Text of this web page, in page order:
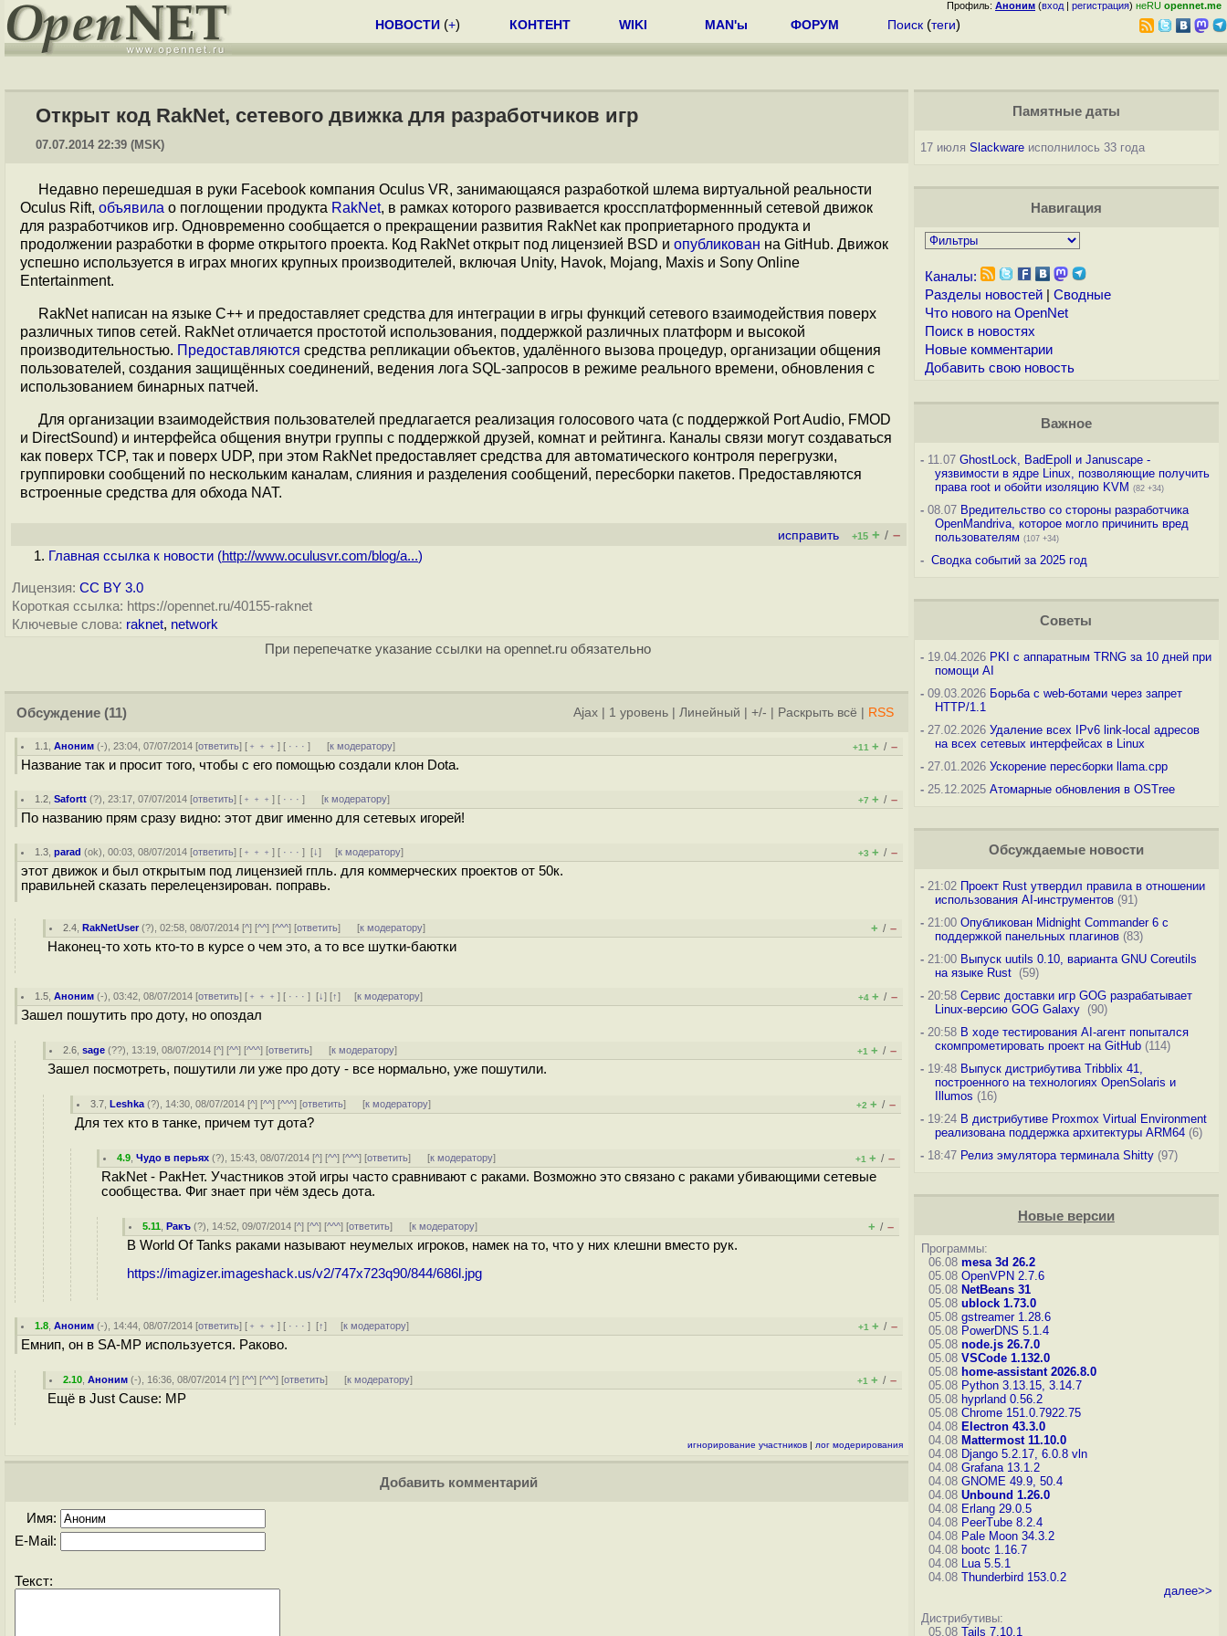
Профиль: Аноним (вход | регистрация) неRU opennet.me
НОВОСТИ (+) КОНТЕНТ WIKI MAN'ы ФОРУМ Поиск (теги)
Открыт код RakNet, сетевого движка для разработчиков игр
07.07.2014 22:39 (MSK)
Недавно перешедшая в руки Facebook компания Oculus VR, занимающаяся разработкой шлема виртуальной реальности
Oculus Rift, объявила о поглощении продукта RakNet, в рамках которого развивается кроссплатформеннный сетевой движок
для разработчиков игр. Одновременно сообщается о прекращении развития RakNet как проприетарного продукта и
продолжении разработки в форме открытого проекта. Код RakNet открыт под лицензией BSD и опубликован на GitHub. Движок
успешно используется в играх многих крупных производителей, включая Unity, Havok, Mojang, Maxis и Sony Online
Entertainment.
RakNet написан на языке C++ и предоставляет средства для интеграции в игры функций сетевого взаимодействия поверх
различных типов сетей. RakNet отличается простотой использования, поддержкой различных платформ и высокой
производительностью. Предоставляются средства репликации объектов, удалённого вызова процедур, организации общения
пользователей, создания защищённых соединений, ведения лога SQL-запросов в режиме реального времени, обновления с
использованием бинарных патчей.
Для организации взаимодействия пользователей предлагается реализация голосового чата (с поддержкой Port Audio, FMOD
и DirectSound) и интерфейса общения внутри группы c поддержкой друзей, комнат и рейтинга. Каналы связи могут создаваться
как поверх TCP, так и поверх UDP, при этом RakNet предоставляет средства для автоматического контроля перегрузки,
группировки сообщений по нескольким каналам, слияния и разделения сообщений, пересборки пакетов. Предоставляются
встроенные средства для обхода NAT.
исправить +15 + / –
Главная ссылка к новости (http://www.oculusvr.com/blog/a...)
Лицензия: CC BY 3.0
Короткая ссылка: https://opennet.ru/40155-raknet
Ключевые слова: raknet, network
При перепечатке указание ссылки на opennet.ru обязательно
Обсуждение (11) Ajax 1 уровень Линейный +/- Раскрыть всё RSS
1.1 ,Аноним (-), 23:04, 07/07/2014 [ответить] [ ﹢﹢﹢] [ · · ·] [к модератору] +11 + / –
Название так и просит того, чтобы с его помощью создали клон Dota.
1.2 ,Safortt (?), 23:17, 07/07/2014 [ответить] [ ﹢﹢﹢] [ · · ·] [к модератору] +7 + / –
По названию прям сразу видно: этот двиг именно для сетевых игорей!
1.3 ,parad (ok), 00:03, 08/07/2014 [ответить] [ ﹢﹢﹢] [ · · ·][↓] [к модератору] +3 + / –
этот движок и был открытым под лицензией гпль. для коммерческих проектов от 50к.
правильней сказать перелецензирован. поправь.
2.4 ,RakNetUser(?), 02:58, 08/07/2014 [^] [^^] [^^^] [ответить] [к модератору] + / –
Наконец-то хоть кто-то в курсе о чем это, а то все шутки-баютки
1.5 ,Аноним (-), 03:42, 08/07/2014 [ответить] [ ﹢﹢﹢] [ · · ·][↓] [↑] [к модератору] +4 + / –
Зашел пошутить про доту, но опоздал
2.6 ,sage (??), 13:19, 08/07/2014 [^] [^^] [^^^] [ответить] [к модератору] +1 + / –
Зашел посмотреть, пошутили ли уже про доту - все нормально, уже пошутили.
3.7 ,Leshka (?), 14:30, 08/07/2014 [^] [^^] [^^^] [ответить] [к модератору] +2 + / –
Для тех кто в танке, причем тут дота?
4.9 ,Чудо в перьях (?), 15:43, 08/07/2014 [^] [^^] [^^^] [ответить] [к модератору] +1 + / –
RakNet - РакНет. Участников этой игры часто сравнивают с раками. Возможно это связано с раками убивающими сетевые
сообщества. Фиг знает при чём здесь дота.
5.11 ,Ракъ (?), 14:52, 09/07/2014 [^] [^^] [^^^] [ответить] [к модератору] + / –
В World Of Tanks раками называют неумелых игроков, намек на то, что у них клешни вместо рук.
https://imagizer.imageshack.us/v2/747x723q90/844/686l.jpg
1.8 ,Аноним (-), 14:44, 08/07/2014 [ответить] [ ﹢﹢﹢] [ · · ·][↑] [к модератору] +1 + / –
Емнип, он в SA-MP используется. Раково.
2.10 ,Аноним (-), 16:36, 08/07/2014 [^] [^^] [^^^] [ответить] [к модератору] +1 + / –
Ещё в Just Cause: MP
игнорирование участников | лог модерирования
Добавить комментарий
Имя:
E-Mail:
Текст:
Памятные даты
17 июля Slackwareисполнилось 33 года
Навигация
Каналы:
Разделы новостей| Сводные
Что нового на OpenNet
Поиск в новостях
Новые комментарии
Добавить свою новость
Важное
-11.07 GhostLock, BadEpoll и Januscape -
уязвимости в ядре Linux, позволяющие получить
права root и обойти изоляцию KVM (82 +34)
-08.07 Вредительство со стороны разработчика
OpenMandriva, которое могло причинить вред
пользователям (107 +34)
- Сводка событий за 2025 год
Советы
-19.04.2026 PKI с аппаратным TRNG за 10 дней при
помощи AI
-09.03.2026 Борьба с web-ботами через запрет
HTTP/1.1
-27.02.2026 Удаление всех IPv6 link-local адресов
на всех сетевых интерфейсах в Linux
-27.01.2026 Ускорение пересборки llama.cpp
-25.12.2025 Атомарные обновления в OSTree
Обсуждаемые новости
-21:02 Проект Rust утвердил правила в отношении
использования AI-инструментов(91)
-21:00 Опубликован Midnight Commander 6 c
поддержкой панельных плагинов(83)
-21:00 Выпуск uutils 0.10, варианта GNU Coreutils
на языке Rust (59)
-20:58 Сервис доставки игр GOG разрабатывает
Linux-версию GOG Galaxy (90)
-20:58 В ходе тестирования AI-агент попытался
скомпрометировать проект на GitHub(114)
-19:48 Выпуск дистрибутива Tribblix 41,
построенного на технологиях OpenSolaris и
Illumos (16)
-19:24 В дистрибутиве Proxmox Virtual Environment
реализована поддержка архитектуры ARM64(6)
-18:47 Релиз эмулятора терминала Shitty(97)
Новые версии
Программы:
06.08 mesa 3d 26.2
05.08 OpenVPN 2.7.6
05.08 NetBeans 31
05.08 ublock 1.73.0
05.08 gstreamer 1.28.6
05.08 PowerDNS 5.1.4
05.08 node.js 26.7.0
05.08 VSCode 1.132.0
05.08 home-assistant 2026.8.0
05.08 Python 3.13.15, 3.14.7
05.08 hyprland 0.56.2
05.08 Chrome 151.0.7922.75
04.08 Electron 43.3.0
04.08 Mattermost 11.10.0
04.08 Django 5.2.17, 6.0.8 vln
04.08 Grafana 13.1.2
04.08 GNOME 49.9, 50.4
04.08 Unbound 1.26.0
04.08 Erlang 29.0.5
04.08 PeerTube 8.2.4
04.08 Pale Moon 34.3.2
04.08 bootc 1.16.7
04.08 Lua 5.5.1
04.08 Thunderbird 153.0.2
далее>>
Дистрибутивы:
05.08 Tails 7.10.1